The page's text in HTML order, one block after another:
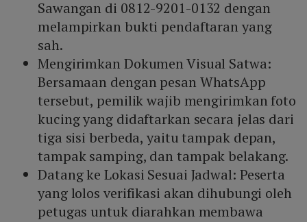
Sawangan di 0812-9201-0132 dengan
melampirkan bukti pendaftaran yang
sah.
Mengirimkan Dokumen Visual Satwa:
Bersamaan dengan pesan WhatsApp
tersebut, pemilik wajib mengirimkan foto
kucing yang didaftarkan secara jelas dari
tiga sisi berbeda, yaitu tampak depan,
tampak samping, dan tampak belakang.
Datang ke Lokasi Sesuai Jadwal: Peserta
yang lolos verifikasi akan dihubungi oleh
petugas untuk diarahkan membawa